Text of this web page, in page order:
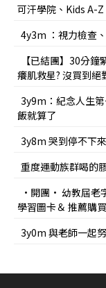
可汗學院、Kids A-Z
4y3m ：視力檢查
【已結團】30分
癢肌救星? 沒買到絕
3y9m：紀念人生
飯就算了
3y8m 哭到停不下
重度運動族群喝的
•開團• 幼教屆老
學習圖卡＆ 推薦購
3y0m 與老師一起